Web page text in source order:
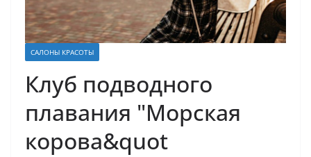
САЛОНЫ КРАСОТЫ
Клуб подводного
плавания "Морская
корова&quot